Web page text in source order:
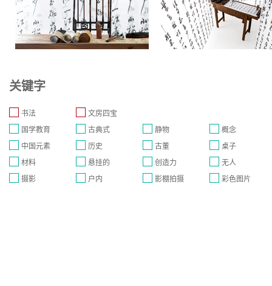
关键字
书法
文房四宝
国学教育
古典式 静物
概念
中国元素
历史 古董
桌子
材料
悬挂的 创造力
无人
摄影
户内 影棚拍摄 彩色图片